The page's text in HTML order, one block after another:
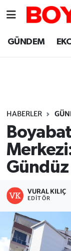
GÜNDEM
HABERLER
VURAL KILIÇ
EDITÖR
Sinop
Sinop
Süper Lig
Tüm
Son
Haber